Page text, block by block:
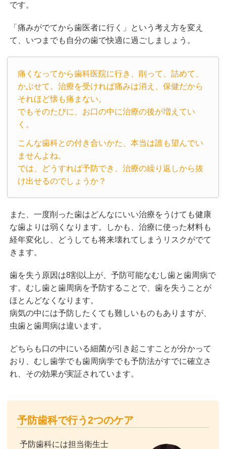
です。
「痛みがでてから歯医者に行く」という考え方を変え
て、いつまでも自分の歯で快適に過ごしましょう。
痛くなってから歯科医院に行き、削って、詰めて、
かぶせて。治療を受ければ痛みは消え、保健だから
それほど懐も痛まない。
でもそのたびに、お口の中に治療の後が増えてい
く。
こんな歯科との付き合いかた、本当は誰も望んでい
ませんよね。
では、どうすれば予防でき、治療の繰り返しから抜
け出せるのでしょうか？
また、一度削った歯はどんなにいい治療をうけても健康
な歯よりは弱くなります。しかも、治療に使った材料も
経年変化し、どうしても将来壊れてしまうリスクがでて
きます。
歯を失う原因は8割以上が、予防可能なむし歯と歯周病で
す。むし歯と歯周病を予防することで、歯を失うことが
ほとんどなくなります。
病気の中には予防したくても難しいものもありますが、
虫歯と歯周病は違います。
どちらも口の中にいる細菌が引き起こすことが分かって
おり、むし歯学でも歯周病学でも予防法がすでに確立さ
れ、その効果が実証されています。
予防歯科で行う2つのケア
予防歯科には担当衛生士